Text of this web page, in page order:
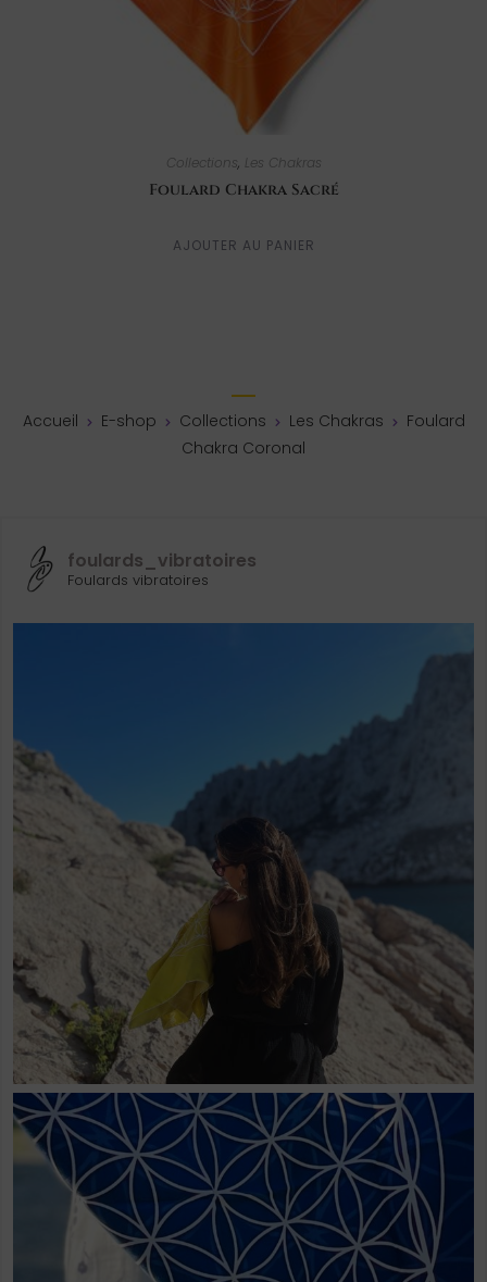
Collections, Les Chakras
Foulard Chakra Sacré
AJOUTER AU PANIER
Accueil E-shop Collections Les Chakras
Foulard
Chakra Coronal
foulards_vibratoires
Foulards vibratoires